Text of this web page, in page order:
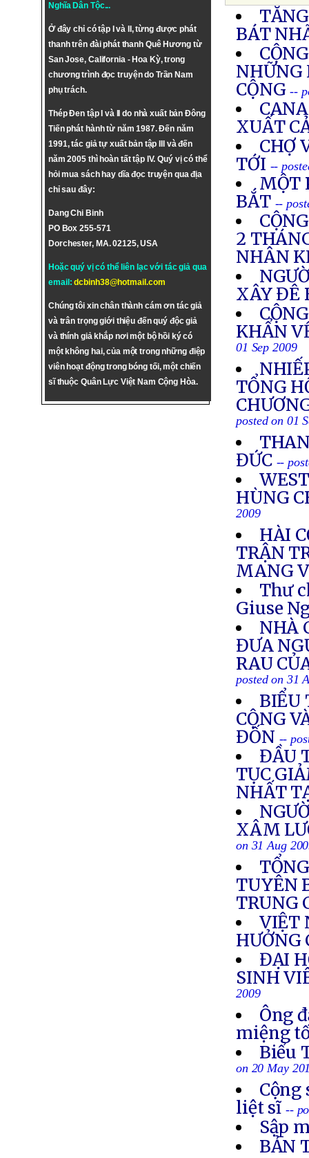
Nghĩa Dân Tộc...
Ở đây chỉ có tập I và II, từng được phát
thanh trên đài phát thanh Quê Hương từ
San Jose, California - Hoa Kỳ, trong
chương trình đọc truyện do Trần Nam
phụ trách.
Thép Đen tập I và II do nhà xuất bản Đông
Tiến phát hành từ năm 1987. Đến năm
1991, tác giả tự xuất bản tập III và đến
năm 2005 thì hoàn tất tập IV. Quý vị có thể
hỏi mua sách hay dĩa đọc truyện qua địa
chỉ sau đây:
Dang Chi Binh
PO Box 255-571
Dorchester, MA. 02125, USA
Hoặc quý vị có thể liên lạc với tác giả qua
email:dcbinh38@hotmail.com
Chúng tôi xin chân thành cám ơn tác giả
và trân trọng giới thiệu đến quý độc giả
và thính giả khắp nơi một bộ hồi ký có
một không hai, của một trong những điệp
viên hoạt động trong bóng tối, một chiến
sĩ thuộc Quân Lực Việt Nam Cộng Hòa.
BÁT
NHỮNG
CỘNG --
XUẤT
CHỢ
TỚI --
MỘT
BẮT --
2
NHÂN
XÂY ĐÊ
KHẨN
01 Sep 2009
TỔNG
posted on 01
ĐỨC --
HÙNG
2009
HÀI
TRẬN
MANG
Thư
Giuse
NHÀ
ĐƯA
RAU
posted on 31
BIỂU
CỘNG
ĐỐN --
ĐẦU
TỤC
NHẤT
XÂM
on 31 Aug
TUYÊN
TRUNG
VIỆT
HƯỞNG
ĐẠI
SINH
2009
Ông
miệng
Biểu
on 20 May
Cộng
liệt sĩ --
Sập
BẢN